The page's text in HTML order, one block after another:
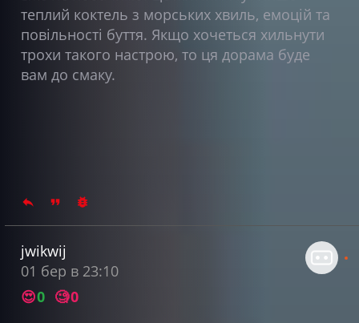
теплий коктель з морських хвиль, емоцій та
повільності буття. Якщо хочеться хильнути
трохи такого настрою, то ця дорама буде
вам до смаку.
jwikwij
01 бер в 23:10
😍0 🧐0